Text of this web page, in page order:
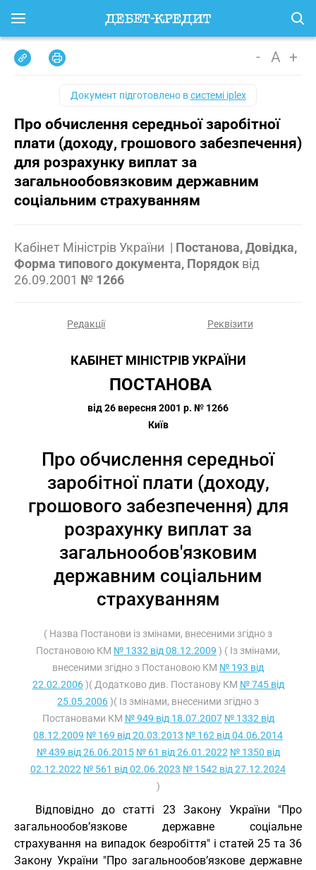
- A +
Документ підготовлено всистемі iplex
Про обчислення середньої заробітної
плати (доходу, грошового забезпечення)
для розрахунку виплат за
загальнообовязковим державним
соціальним страхуванням
Кабінет Міністрів України | Постанова, Довідка,
Форма типового документа, Порядок від
26.09.2001 № 1266
Редакції Реквізити
КАБІНЕТ МІНІСТРІВ УКРАЇНИ
ПОСТАНОВА
від 26 вересня 2001 р. № 1266
Київ
Про обчислення середньої
заробітної плати (доходу,
грошового забезпечення) для
розрахунку виплат за
загальнообов'язковим
державним соціальним
страхуванням
( Назва Постанови із змінами, внесеними згідно з
Постановою КМ № 1332 від 08.12.2009 ) ( Із змінами,
внесеними згідно з Постановою КМ № 193 від
22.02.2006)( Додатково див. Постанову КМ № 745 від
25.05.2006)( Із змінами, внесеними згідно з
Постановами КМ № 949 від 18.07.2007 № 1332 від
08.12.2009 № 169 від 20.03.2013 № 162 від 04.06.2014
№ 439 від 26.06.2015 № 61 від 26.01.2022 № 1350 від
02.12.2022 № 561 від 02.06.2023 № 1542 від 27.12.2024
)
Відповідно до статті 23 Закону України "Про
загальнообов’язкове державне соціальне
страхування на випадок безробіття" і статей 25 та 36
Закону України "Про загальнообов’язкове державне